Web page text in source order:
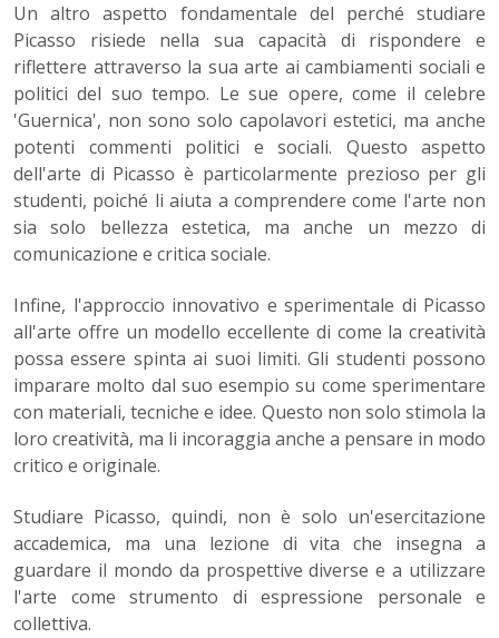
Un altro aspetto fondamentale del perché studiare
Picasso risiede nella sua capacità di rispondere e
riflettere attraverso la sua arte ai cambiamenti sociali e
politici del suo tempo. Le sue opere, come il celebre
'Guernica', non sono solo capolavori estetici, ma anche
potenti commenti politici e sociali. Questo aspetto
dell'arte di Picasso è particolarmente prezioso per gli
studenti, poiché li aiuta a comprendere come l'arte non
sia solo bellezza estetica, ma anche un mezzo di
comunicazione e critica sociale.
Infine, l'approccio innovativo e sperimentale di Picasso
all'arte offre un modello eccellente di come la creatività
possa essere spinta ai suoi limiti. Gli studenti possono
imparare molto dal suo esempio su come sperimentare
con materiali, tecniche e idee. Questo non solo stimola la
loro creatività, ma li incoraggia anche a pensare in modo
critico e originale.
Studiare Picasso, quindi, non è solo un'esercitazione
accademica, ma una lezione di vita che insegna a
guardare il mondo da prospettive diverse e a utilizzare
l'arte come strumento di espressione personale e
collettiva.